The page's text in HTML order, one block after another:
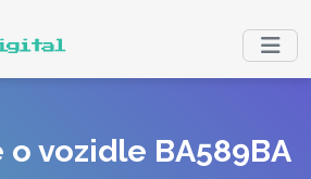
vozidle BA589BA